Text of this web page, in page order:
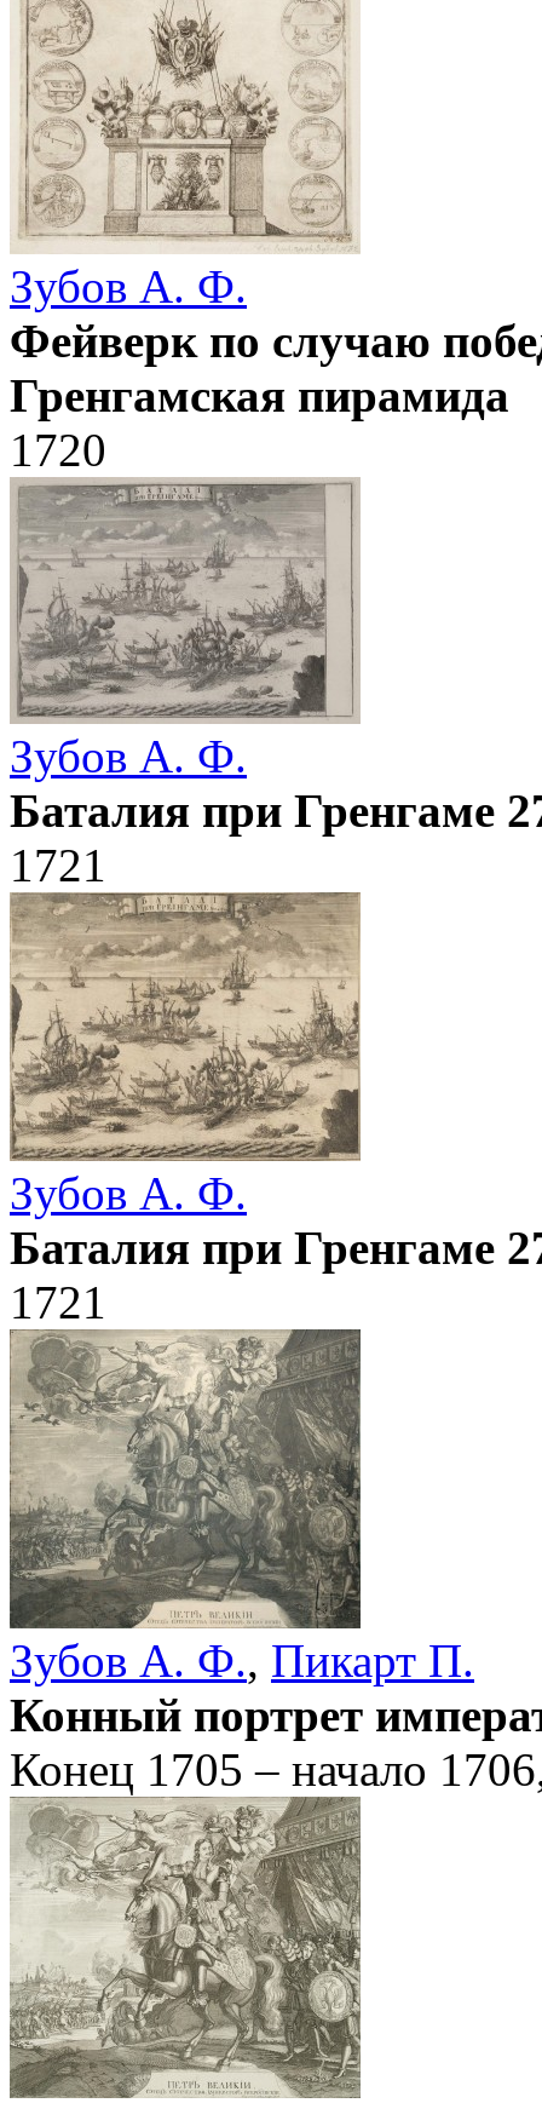
Зубов А. Ф.
Фейверк по случаю
Гренгамская пирамида
1720
Зубов А. Ф.
Баталия при Гренгаме
1721
Зубов А. Ф.
Баталия при Гренгаме
1721
Зубов А. Ф., Пикарт П.
Конный портрет
Конец 1705 – начало